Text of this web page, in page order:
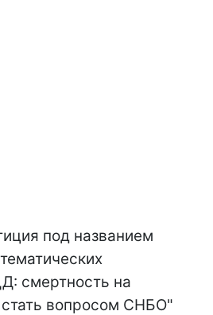
под названием
смертность на
вопросом СНБО"